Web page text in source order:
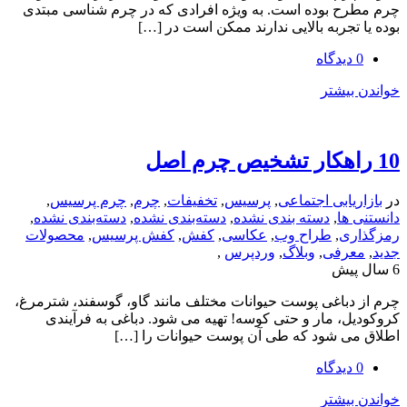
بوده است. به ویژه افرادی که در چرم شناسی مبتدی
بالایی ندارند ممکن است در […]
اجتماعی پرسیس, تخفیفات ,چرم,چرم پرسیس,
,دسته بندی نشده,دسته‌بندی نشده,دسته‌بندی نشده,
,طراح وب,عکاسی, کفش, کفش پرسیس , محصولات
, وبلاگ, وردپرس ,
پوست حیوانات مختلف مانند گاو، گوسفند، شترمرغ،
مار و حتی کوسه! تهیه می شود. دباغی به فرآیندی
شود که طی آن پوست حیوانات را […]